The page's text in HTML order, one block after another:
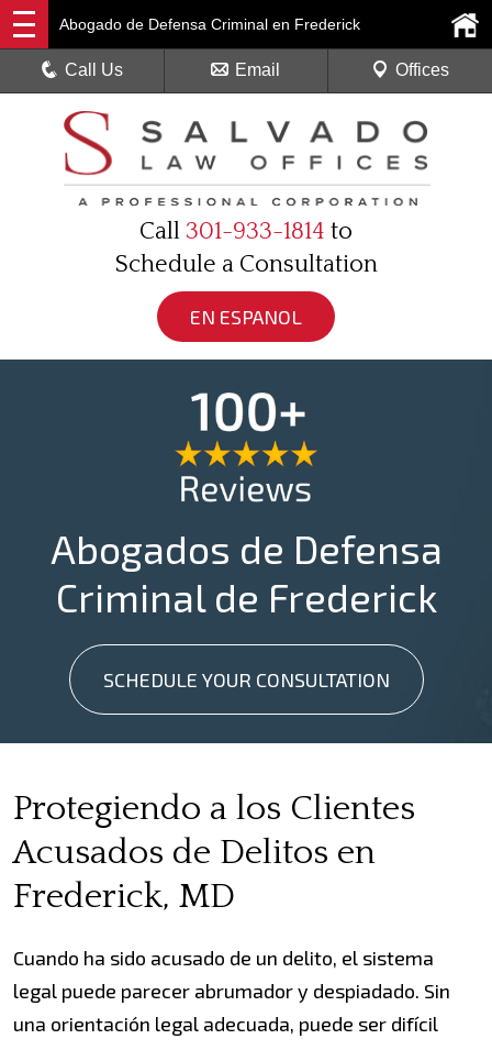
Call 301-933-1814 to
Schedule a Consultation
EN ESPANOL
Abogado de Defensa Criminal en Frederick
Call Us Email Offices
Abogados de Defensa
Criminal de Frederick
SCHEDULE YOUR CONSULTATION
Protegiendo a los Clientes
Acusados de Delitos en
Frederick, MD
Cuando ha sido acusado de un delito, el sistema
legal puede parecer abrumador y despiadado. Sin
una orientación legal adecuada, puede ser difícil